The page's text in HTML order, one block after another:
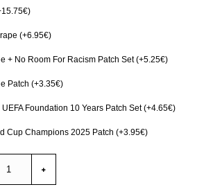
(+6.95€)
+ No Room For Racism Patch Set (+5.25€)
Patch (+3.35€)
Foundation 10 Years Patch Set (+4.65€)
Cup Champions 2025 Patch (+3.95€)